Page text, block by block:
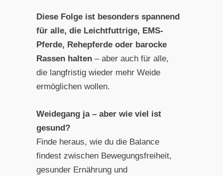
Diese Folge ist besonders spannend
für alle, die Leichtfuttrige, EMS-
Pferde, Rehepferde oder barocke
Rassen halten– aber auch für alle,
die langfristig wieder mehr Weide
ermöglichen wollen.
Weidegang ja – aber wie viel ist
gesund?
Finde heraus, wie du die Balance
findest zwischen Bewegungsfreiheit,
gesunder Ernährung und